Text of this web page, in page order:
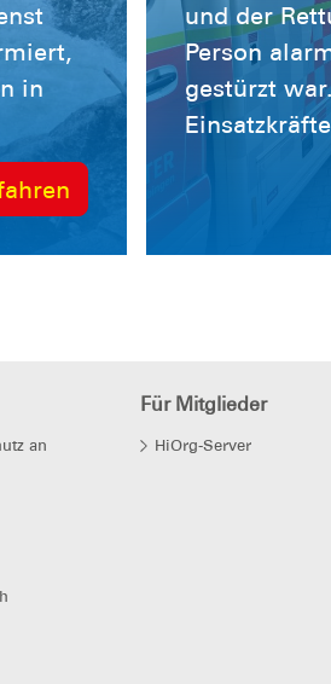
Die
konnte
retten.
–
nach
werden. Die
die
in
und der
Person
gestürzt
an
Für Mitglieder
HiOrg-Server